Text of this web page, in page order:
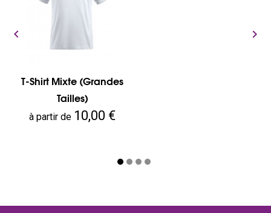
T-Shirt Mixte (grandes
Tailles)
Prix
à partir de 10,00 €
 